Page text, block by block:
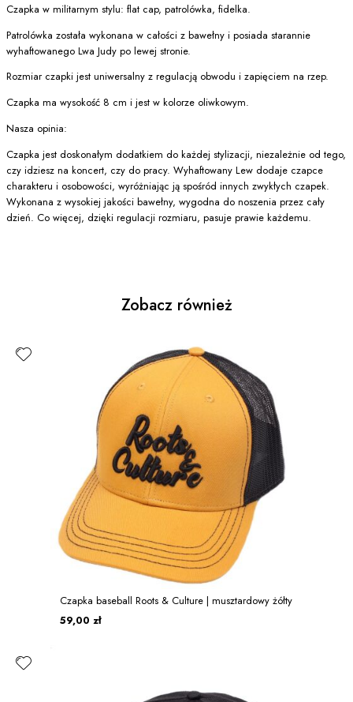
Czapka w militarnym stylu: flat cap, patrolówka, fidelka.
Patrolówka została wykonana w całości z bawełny i posiada starannie
wyhaftowanego Lwa Judy po lewej stronie.
Rozmiar czapki jest uniwersalny z regulacją obwodu i zapięciem na rzep.
Czapka ma wysokość 8 cm i jest w kolorze oliwkowym.
Nasza opinia:
Czapka jest doskonałym dodatkiem do każdej stylizacji, niezależnie od tego,
czy idziesz na koncert, czy do pracy. Wyhaftowany Lew dodaje czapce
charakteru i osobowości, wyróżniając ją spośród innych zwykłych czapek.
Wykonana z wysokiej jakości bawełny, wygodna do noszenia przez cały
dzień. Co więcej, dzięki regulacji rozmiaru, pasuje prawie każdemu.
Zobacz również
Czapka baseball Roots & Culture | musztardowy żółty
59,00 zł